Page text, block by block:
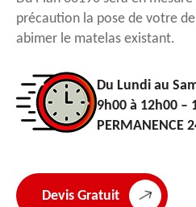
précaution la pose de votre
abimer le matelas existant.
Du Lundi au
9h00 à 12h00 –
PERMANENCE
Devis Gratuit